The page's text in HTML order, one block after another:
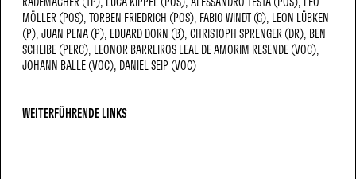
RADEMACHER (TP) LUCA KIPPEL (POS) ALESSANDRO TESTA (POS) LEO
MÖLLER (POS)
TORBEN FRIEDRICH (POS) FABIO WINDT (G) LEON LÜBKEN
(P) JUAN PENA (P) EDUARD DORN (B) CHRISTOPH SPRENGER (DR) BEN
SCHEIBE (PERC) LEONOR BARRLIROS LEAL DE AMORIM RESENDE (VOC)
JOHANN BALLE (VOC) DANIEL SEIP (VOC)
WEITERFÜHRENDE LINKS